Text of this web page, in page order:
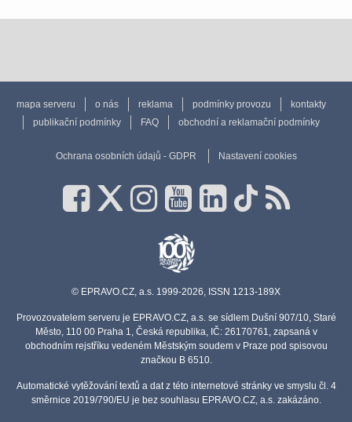
mapa serveru o nás reklama podmínky provozu
kontakty
publikační podmínky
FAQ obchodní a reklamační podmínky
Ochrana osobních údajů - GDPR Nastavení cookies
© EPRAVO.CZ, a.s. 1999-2026, ISSN 1213-189X
Provozovatelem serveru je EPRAVO.CZ, a.s. se sídlem Dušní 907/10, Staré
Město, 110 00 Praha 1, Česká republika, IČ: 26170761, zapsaná v
obchodním rejstříku vedeném Městským soudem v Praze pod spisovou
značkou B 6510.
Automatické vytěžování textů a dat z této internetové stránky ve smyslu čl. 4
směrnice 2019/790/EU je bez souhlasu EPRAVO.CZ, a.s. zakázáno.